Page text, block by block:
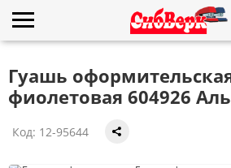
Гуашь
фиолетовая 604926
Код: 12-95644